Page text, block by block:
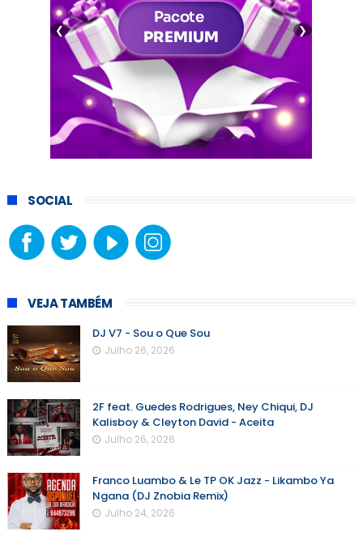
❮ ❯
SOCIAL
VEJA TAMBÉM
DJ V7 - Sou o Que Sou
Julho 26, 2026
2F feat. Guedes Rodrigues, Ney Chiqui, DJ
Kalisboy & Cleyton David - Aceita
Julho 26, 2026
Franco Luambo & Le TP OK Jazz - Likambo Ya
Ngana (DJ Znobia Remix)
Julho 24, 2026